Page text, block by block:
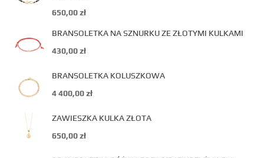
650,00zł
BRANSOLETKA NA SZNURKU ZE ZŁOTYMI KULKAMI
430,00zł
BRANSOLETKA KOLUSZKOWA
4 400,00zł
ZAWIESZKA KULKA ZŁOTA
650,00zł